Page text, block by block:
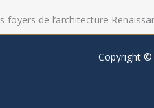
foyers de l’architecture
Copyright ©